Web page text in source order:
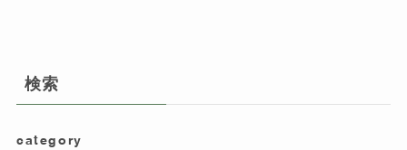
検索
category